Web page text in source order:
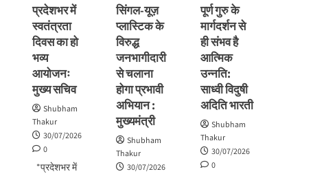
–
शिलान्यास
प्रदेशभर में
स्वतंत्रता
दिवस का हो
भव्य
आयोजनः
मुख्य सचिव
Shubham
Thakur
30/07/2026
0
*प्रदेशभर में
सिंगल-यूज़
प्लास्टिक के
विरुद्ध
जनभागीदारी
से चलाना
होगा प्रभावी
अभियान :
मुख्यमंत्री
Shubham
Thakur
30/07/2026
पूर्ण गुरु के
मार्गदर्शन से
ही संभव है
आत्मिक
उन्नति:
साध्वी विदुषी
अदिति भारती
Shubham
Thakur
30/07/2026
0